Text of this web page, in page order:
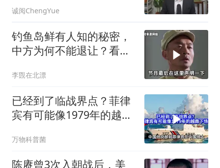
诚阅ChengYue
钓鱼岛鲜有人知的秘密，
中方为何不能退让？看完
李覴在北漂
已经到了临战界点？菲律
宾有可能像1979年的越南
万物科普菌
陈赓曾3次入朝战后，美